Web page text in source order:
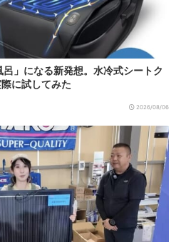
」になる新発想。水冷式シートク
に試してみた
2026/08/06